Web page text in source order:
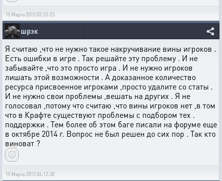
15 Марта 2015 02:23:23
шрэк
Я считаю ,что не нужно такое накручивание вины игроков .
Есть ошибки в игре . Так решайте эту проблему . И не
забывайте ,что это просто игра . И не нужно игроков
лишать этой возможности . А доказанное количество
ресурса присвоенное игроками ,просто удалите со статы .
И не нужно свои проблемы ,вешать на других . Я не
голосовал ,потому что считаю ,что вины игроков нет ,в том
что в Крафте существуют проблемы с подбором тех .
поддержки . Тем более об этом баге писали на форуме еще
в октябре 2014 г. Вопрос не был решен до сих пор . Так кто
виноват ?
15 Марта 2015 04:12:30